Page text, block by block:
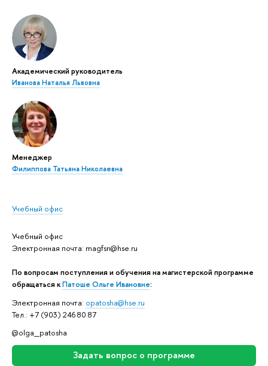
Академический руководитель
Иванова Наталья Львовна
Менеджер
Филиппова Татьяна Николаевна
Учебный офис
Учебный офис
Электронная почта: magfsn@hse.ru
По вопросам поступления и обучения на магистерской программе
обращаться кПатоше Ольге Ивановне:
Электронная почта: opatosha@hse.ru
Тел.: +7 (903) 246 80 87
@olga_patosha
Задать вопрос о программе